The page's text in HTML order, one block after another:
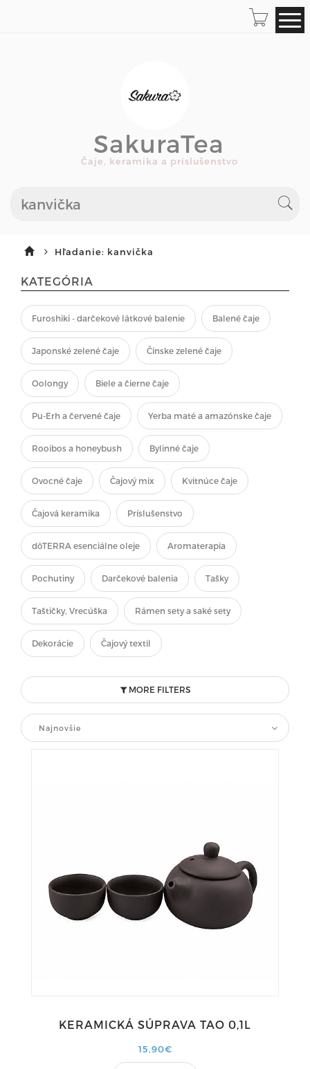
SakuraTea
Čaje, keramika a príslušenstvo
Hľadanie: kanvička
KATEGÓRIA
Furoshiki - darčekové látkové balenie Balené čaje
Japonské zelené čaje Čínske zelené čaje
Oolongy Biele a čierne čaje
Pu-Erh a červené čaje Yerba maté a amazónske čaje
Rooibos a honeybush Bylinné čaje
Ovocné čaje Čajový mix Kvitnúce čaje
Čajová keramika Príslušenstvo
dōTERRA esenciálne oleje Aromaterapia
Pochutiny Darčekové balenia Tašky
Taštičky, Vrecúška Rámen sety a saké sety
Dekorácie Čajový textil
MORE FILTERS
Najnovšie
KERAMICKÁ SÚPRAVA TAO 0,1L
15,90€